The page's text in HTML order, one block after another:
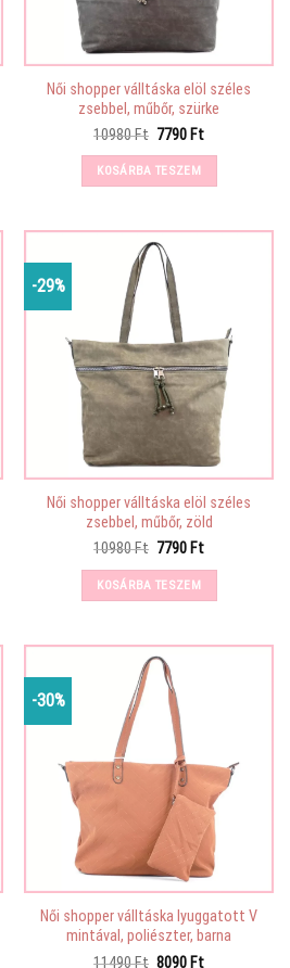
Női shopper válltáska elöl széles
zsebbel, műbőr, szürke
10980Ft Original
was:
10980 Ft.
7790 FtCurrent
KOSÁRBA TESZEM
-29%
Női shopper válltáska elöl széles
zsebbel, műbőr, zöld
10980Ft Original
was:
10980 Ft.
7790 FtCurrent
KOSÁRBA TESZEM
-30%
Női shopper válltáska lyuggatott V
mintával, poliészter, barna
11490Ft Original
8090 FtCurrent